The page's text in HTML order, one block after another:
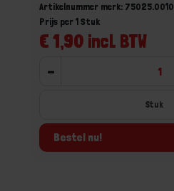
Artikelnummer merk: 75025.0010
€ 1,90 incl. BTW
Prijs per 1 Stuk
-
Bestel nu!